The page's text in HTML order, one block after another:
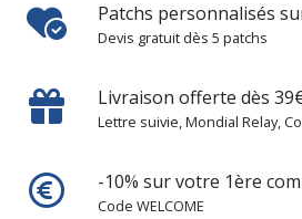
Patchs personnalisés
Devis gratuit dès 5 patchs
Livraison offerte dès
Lettre suivie, Mondial Relay,
-10% sur votre 1ère
Code WELCOME